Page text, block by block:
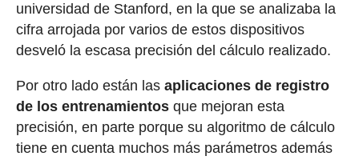
universidad de Stanford, en la que se analizaba la
cifra arrojada por varios de estos dispositivos
desveló la escasa precisión del cálculo realizado.
Por otro lado están las aplicaciones de registro
de los entrenamientosque mejoran esta
precisión, en parte porque su algoritmo de cálculo
tiene en cuenta muchos más parámetros además